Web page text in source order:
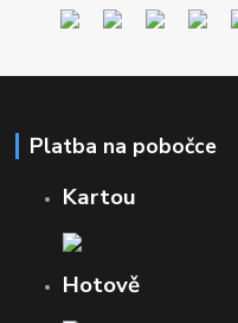
Platba na pobočce
Kartou
Hotově